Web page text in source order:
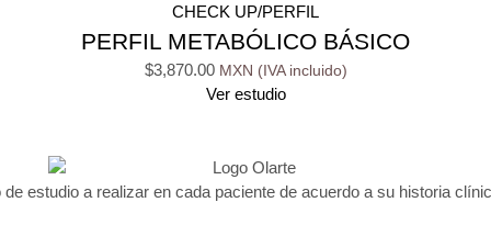
CHECK UP/PERFIL
PERFIL METABÓLICO BÁSICO
$3,870.00
Ver estudio
estudio a realizar en cada paciente de acuerdo a su historia